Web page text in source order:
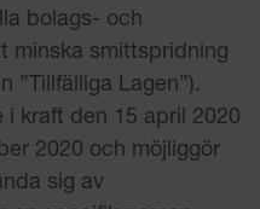
bolags- och
minska smittspridning
”Tillfälliga Lagen”).
i kraft den 15 april 2020
2020 och möjliggör
sig av